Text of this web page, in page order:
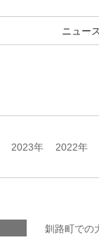
ニュー
2023年 2022年
釧路町での